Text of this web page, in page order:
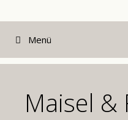
Zum
Inhalt
Menü
Maisel &